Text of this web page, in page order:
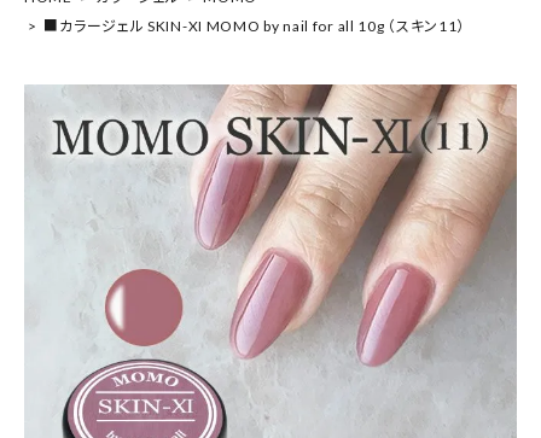
■カラージェル SKIN-XI MOMO by nail for all 10g （スキン11）